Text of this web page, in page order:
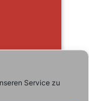
Service zu